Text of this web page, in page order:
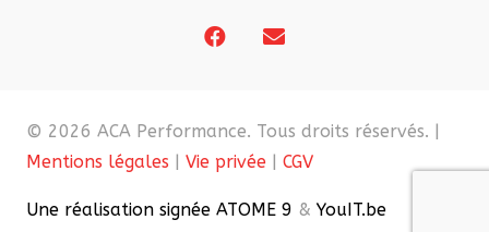
© 2026 ACA Performance. Tous droits réservés. |
Mentions légales | Vie privée | CGV
Une réalisation signée ATOME 9 & YouIT.be